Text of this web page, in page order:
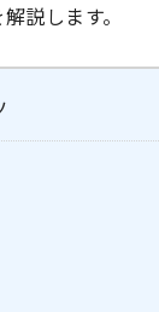
説します。